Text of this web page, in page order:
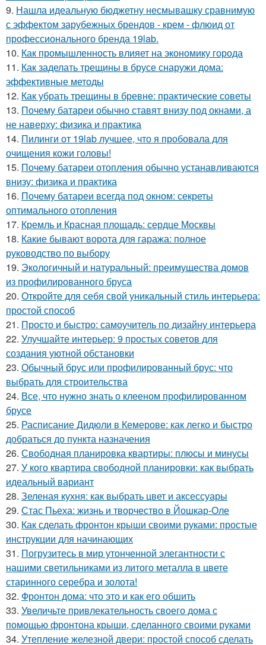
9. Нашла идеальную бюджетну несмывашку сравнимую
с эффектом зарубежных брендов - крем - флюид от
профессионального бренда 19lab.
10. Как промышленность влияет на экономику города
11. Как заделать трещины в брусе снаружи дома:
эффективные методы
12. Как убрать трещины в бревне: практические советы
13. Почему батареи обычно ставят внизу под окнами, а
не наверху: физика и практика
14. Пилинги от 19lab лучшее, что я пробовала для
очищения кожи головы!
15. Почему батареи отопления обычно устанавливаются
внизу: физика и практика
16. Почему батареи всегда под окном: секреты
оптимального отопления
17. Кремль и Красная площадь: сердце Москвы
18. Какие бывают ворота для гаража: полное
руководство по выбору
19. Экологичный и натуральный: преимущества домов
из профилированного бруса
20. Откройте для себя свой уникальный стиль интерьера:
простой способ
21. Просто и быстро: самоучитель по дизайну интерьера
22. Улучшайте интерьер: 9 простых советов для
создания уютной обстановки
23. Обычный брус или профилированный брус: что
выбрать для строительства
24. Все, что нужно знать о клееном профилированном
брусе
25. Расписание Дидюли в Кемерове: как легко и быстро
добраться до пункта назначения
26. Свободная планировка квартиры: плюсы и минусы
27. У кого квартира свободной планировки: как выбрать
идеальный вариант
28. Зеленая кухня: как выбрать цвет и аксессуары
29. Стас Пьеха: жизнь и творчество в Йошкар-Оле
30. Как сделать фронтон крыши своими руками: простые
инструкции для начинающих
31. Погрузитесь в мир утонченной элегантности с
нашими светильниками из литого металла в цвете
старинного серебра и золота!
32. Фронтон дома: что это и как его обшить
33. Увеличьте привлекательность своего дома с
помощью фронтона крыши, сделанного своими руками
34. Утепление железной двери: простой способ сделать